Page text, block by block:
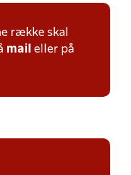
række skal
mail eller på